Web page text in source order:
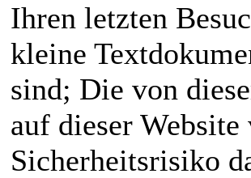
Ihren letzten
kleine
sind; Die von
auf dieser
Sicherheitsrisiko